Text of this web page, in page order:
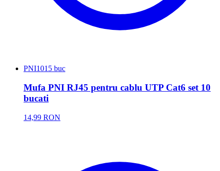
PNI1015 buc
Mufa PNI RJ45 pentru cablu UTP Cat6 set 10
bucati
14,99 RON